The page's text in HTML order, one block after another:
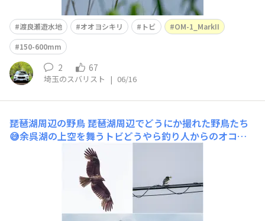
渡良瀬遊水地 オオヨシキリ トビ
OM-1_MarkII
150-600mm
2 67
埼玉のスバリスト | 06/16
琵琶湖周辺の野鳥琵琶湖周辺でどうにか撮れた野鳥たち
😅余呉湖の上空を舞うトビどうやら釣り人からのオコボ
レ狙いのようなこちらは琵琶湖の上を飛ぶトビ（？）建物
のガラス越しで綺麗に映らず😢遠くの電線に来た採餌中
のセグロセキレイ湖北野鳥センター駐車場にて行く前の希
望としては、ここに醒井渓谷と伊吹山の野鳥を加えたかっ